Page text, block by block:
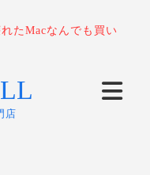
たMacなんでも買い
店